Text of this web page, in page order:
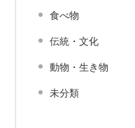
食べ物
伝統・文化
動物・生き物
未分類